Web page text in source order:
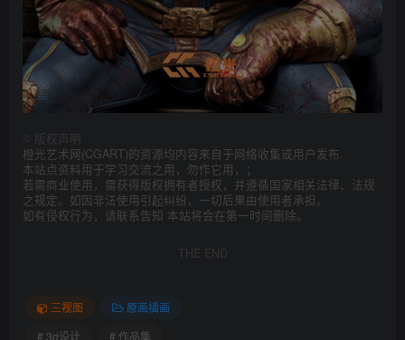
版权声明
橙光艺术网(CGART)的资源均内容来自于网络收集或用户发布.
本站点资料用于学习交流之用，勿作它用，；
若需商业使用，需获得版权拥有者授权，并遵循国家相关法律、法规
之规定。如因非法使用引起纠纷，一切后果由使用者承担。
如有侵权行为，请联系告知 本站将会在第一时间删除。
THE END
三视图
原画插画
# 3d设计
# 作品集